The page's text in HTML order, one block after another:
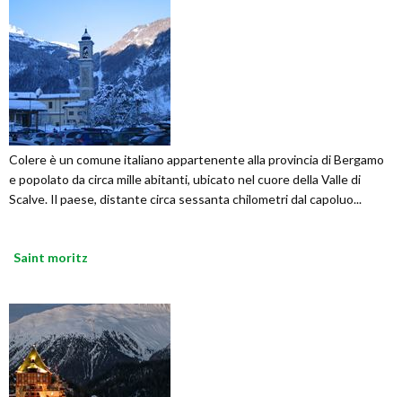
Colere è un comune italiano appartenente alla provincia di Bergamo
e popolato da circa mille abitanti, ubicato nel cuore della Valle di
Scalve. Il paese, distante circa sessanta chilometri dal capoluo...
Saint moritz